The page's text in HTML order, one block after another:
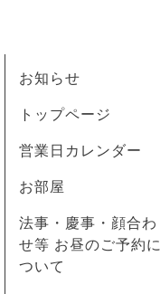
お知らせ
トップページ
営業日カレンダー
お部屋
法事・慶事・顔合わ
せ等 お昼のご予約に
ついて